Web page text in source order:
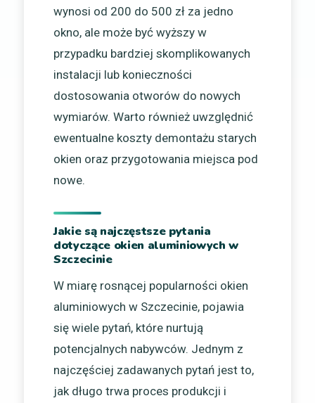
wynosi od 200 do 500 zł za jedno
okno, ale może być wyższy w
przypadku bardziej skomplikowanych
instalacji lub konieczności
dostosowania otworów do nowych
wymiarów. Warto również uwzględnić
ewentualne koszty demontażu starych
okien oraz przygotowania miejsca pod
nowe.
Jakie są najczęstsze pytania
dotyczące okien aluminiowych w
Szczecinie
W miarę rosnącej popularności okien
aluminiowych w Szczecinie, pojawia
się wiele pytań, które nurtują
potencjalnych nabywców. Jednym z
najczęściej zadawanych pytań jest to,
jak długo trwa proces produkcji i